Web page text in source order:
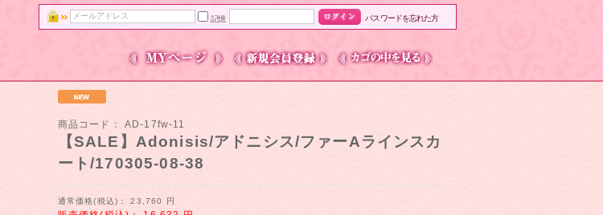
記憶 パスワードを忘れた方
商品コード： AD-17fw-11
【SALE】Adonisis/アドニシス/ファーAラインスカ
ート/170305-08-38
通常価格(税込)： 23,760 円